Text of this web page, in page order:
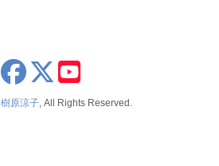
x
樹原涼子, All Rights Reserved.